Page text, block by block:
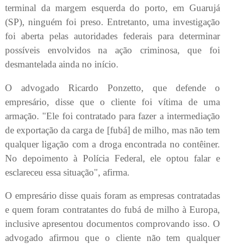
terminal da margem esquerda do porto, em Guarujá
(SP), ninguém foi preso. Entretanto, uma investigação
foi aberta pelas autoridades federais para determinar
possíveis envolvidos na ação criminosa, que foi
desmantelada ainda no início.
O advogado Ricardo Ponzetto, que defende o
empresário, disse que o cliente foi vítima de uma
armação. "Ele foi contratado para fazer a intermediação
de exportação da carga de [fubá] de milho, mas não tem
qualquer ligação com a droga encontrada no contêiner.
No depoimento à Polícia Federal, ele optou falar e
esclareceu essa situação", afirma.
O empresário disse quais foram as empresas contratadas
e quem foram contratantes do fubá de milho à Europa,
inclusive apresentou documentos comprovando isso. O
advogado afirmou que o cliente não tem qualquer